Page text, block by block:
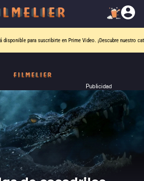
disponible para suscribirte en Prime Video. ¡Descubre nuestro
Publicidad